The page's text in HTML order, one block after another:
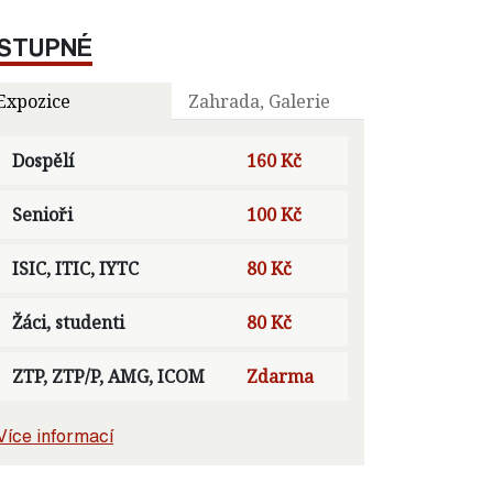
Zahrada, Galerie
Dospělí 160 Kč
Senioři 100 Kč
ISIC, ITIC, IYTC 80 Kč
Žáci, studenti 80 Kč
ZTP, ZTP/P, AMG, ICOM Zdarma
informací